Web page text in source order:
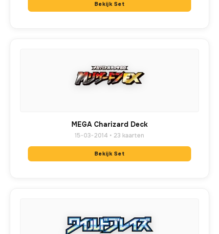
Bekijk Set
MEGA Charizard Deck
15-03-2014 • 23 kaarten
Bekijk Set